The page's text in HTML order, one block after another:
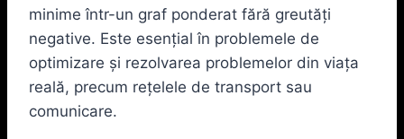
minime într-un graf ponderat fără greutăți
negative. Este esențial în problemele de
optimizare și rezolvarea problemelor din viața
reală, precum rețelele de transport sau
comunicare.